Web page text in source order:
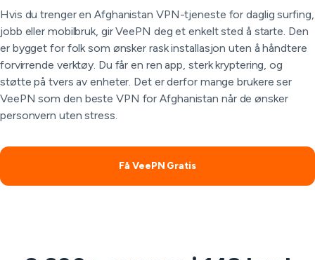
Hvis du trenger en Afghanistan VPN-tjeneste for daglig surfing,
jobb eller mobilbruk, gir VeePN deg et enkelt sted å starte. Den
er bygget for folk som ønsker rask installasjon uten å håndtere
forvirrende verktøy. Du får en ren app, sterk kryptering, og
støtte på tvers av enheter. Det er derfor mange brukere ser
VeePN som den beste VPN for Afghanistan når de ønsker
personvern uten stress.
Få VeePN Gratis